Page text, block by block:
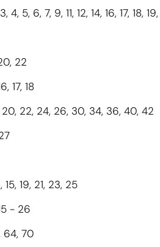
5, 6, 7, 9, 11, 12, 14, 16, 17, 18,
22
17, 18
22, 24, 26, 30, 34, 36, 40, 42
19, 21, 23, 25
- 26
64, 70